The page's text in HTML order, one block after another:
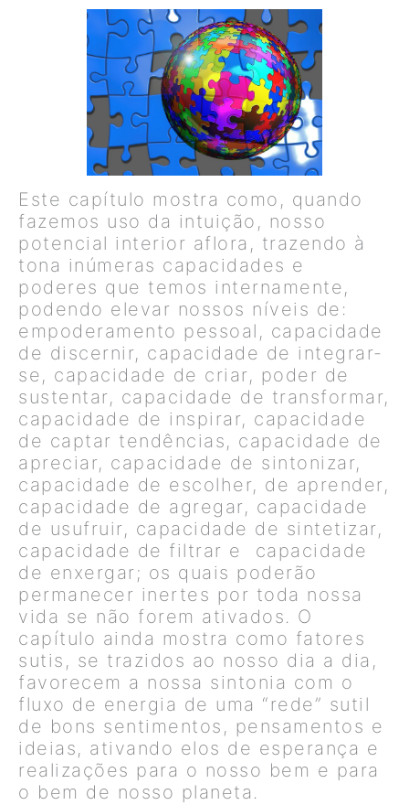
Este capítulo mostra como, quando
fazemos uso da intuição, nosso
potencial interior aflora, trazendo à
tona inúmeras capacidades e
poderes que temos internamente,
podendo elevar nossos níveis de:
empoderamento pessoal, capacidade
de discernir, capacidade de integrar-
se, capacidade de criar, poder de
sustentar, capacidade de transformar,
capacidade de inspirar, capacidade
de captar tendências, capacidade de
apreciar, capacidade de sintonizar,
capacidade de escolher, de aprender,
capacidade de agregar, capacidade
de usufruir, capacidade de sintetizar,
capacidade de filtrar e capacidade
de enxergar; os quais poderão
permanecer inertes por toda nossa
vida se não forem ativados. O
capítulo ainda mostra como fatores
sutis, se trazidos ao nosso dia a dia,
favorecem a nossa sintonia com o
fluxo de energia de uma “rede” sutil
de bons sentimentos, pensamentos e
ideias, ativando elos de esperança e
realizações para o nosso bem e para
o bem de nosso planeta.